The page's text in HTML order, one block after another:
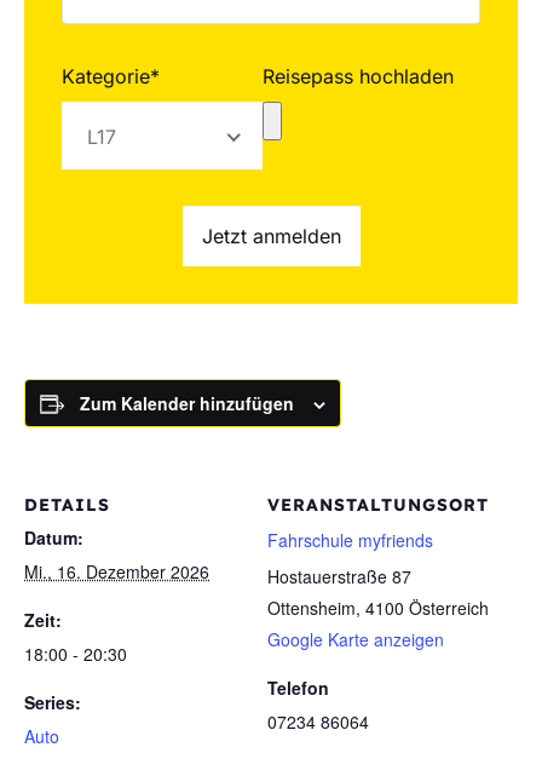
Kategorie*
L17
Reisepass hochladen
Zum Kalender hinzufügen
DETAILS
Datum:
Mi., 16. Dezember 2026
Zeit:
18:00 - 20:30
Series:
Auto
VERANSTALTUNGSORT
Fahrschule myfriends
Hostauerstraße 87
Ottensheim, 4100 Österreich
Google Karte anzeigen
Telefon
07234 86064